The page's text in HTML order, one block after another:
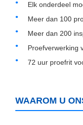
Elk onderdeel
Meer dan 100
Meer dan 200
Proefverwerking
72 uur proefrit
WAAROM U